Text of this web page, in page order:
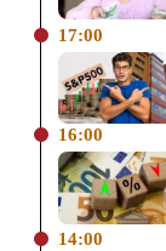
17:00
16:00
14:00